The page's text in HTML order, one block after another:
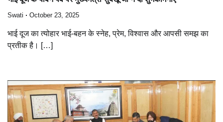
Swati October 23, 2025
भाई दूज का त्योहार भाई-बहन के स्नेह, प्रेम, विश्वास और आपसी समझ का
प्रतीक है। […]